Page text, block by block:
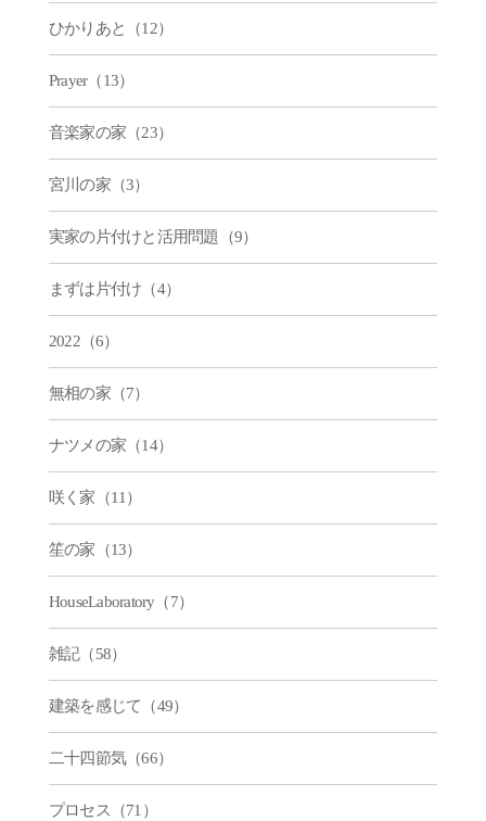
ひかりあと（12）
Prayer（13）
音楽家の家（23）
宮川の家（3）
実家の片付けと活用問題（9）
まずは片付け（4）
2022（6）
無相の家（7）
ナツメの家（14）
咲く家（11）
笙の家（13）
HouseLaboratory（7）
雑記（58）
建築を感じて（49）
二十四節気（66）
プロセス（71）